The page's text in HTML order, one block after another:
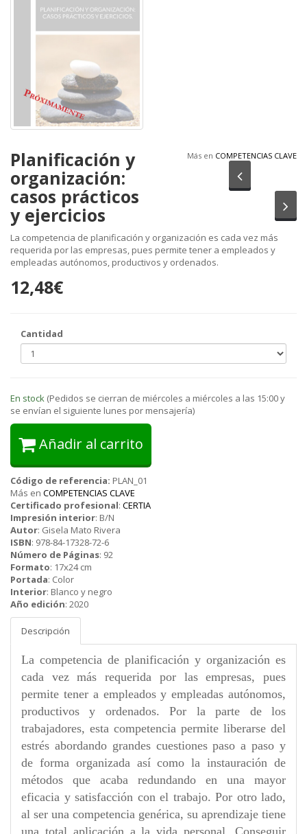
Más en COMPETENCIAS CLAVE
Anterior
Planificación y
organización:
casos prácticos
y ejercicios
La competencia de planificación y organización es cada vez más
requerida por las empresas, pues permite tener a empleados y
empleadas autónomos, productivos y ordenados.
12,48€
Cantidad
En stock (Pedidos se cierran de miércoles a miércoles a las 15:00 y
se envían el siguiente lunes por mensajería)
Añadir al carrito
Código de referencia: PLAN_01
Más en COMPETENCIAS CLAVE
Certificado profesional: CERTIA
Impresión interior: B/N
Autor: Gisela Mato Rivera
ISBN: 978-84-17328-72-6
Número de Páginas: 92
Formato: 17x24 cm
Portada: Color
Interior: Blanco y negro
Año edición: 2020
Descripción
La competencia de planificación y organización es
cada vez más requerida por las empresas, pues
permite tener a empleados y empleadas autónomos,
productivos y ordenados. Por la parte de los
trabajadores, esta competencia permite liberarse del
estrés abordando grandes cuestiones paso a paso y
de forma organizada así como la instauración de
métodos que acaba redundando en una mayor
eficacia y satisfacción con el trabajo. Por otro lado,
al ser una competencia genérica, su aprendizaje tiene
una total aplicación a la vida personal. Conseguir